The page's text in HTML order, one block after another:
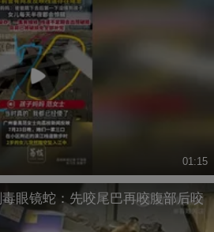
01:15
眼镜蛇：先咬尾巴再咬腹部后咬